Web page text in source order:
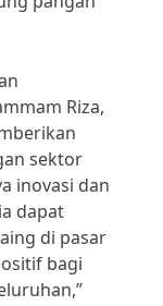
Riza,
sektor
inovasi dan
dapat
di pasar
bagi